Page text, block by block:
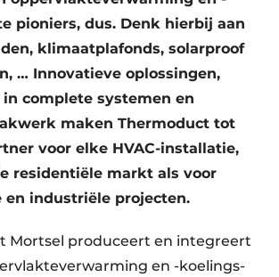
pioniers, dus. Denk hierbij aan
klimaatplafonds, solarproof
… Innovatieve oplossingen,
complete systemen en
maken Thermoduct tot
voor elke HVAC-installatie,
residentiële markt als voor
en industriële projecten.
Mortsel produceert en inte­greert
en -koelings­